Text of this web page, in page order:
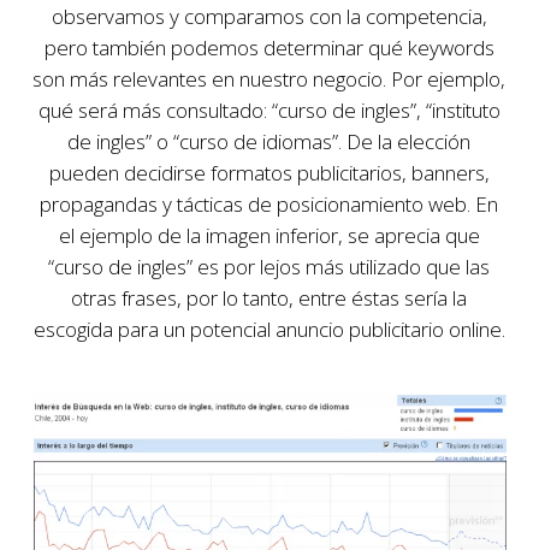
observamos y comparamos con la competencia,
pero también podemos determinar qué keywords
son más relevantes en nuestro negocio. Por ejemplo,
qué será más consultado: “curso de ingles”, “instituto
de ingles” o “curso de idiomas”. De la elección
pueden decidirse formatos publicitarios, banners,
propagandas y tácticas de posicionamiento web. En
el ejemplo de la imagen inferior, se aprecia que
“curso de ingles” es por lejos más utilizado que las
otras frases, por lo tanto, entre éstas sería la
escogida para un potencial anuncio publicitario online.